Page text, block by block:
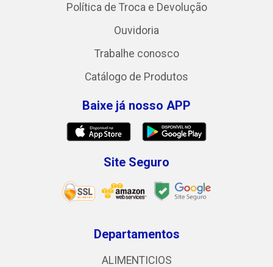
Política de Troca e Devolução
Ouvidoria
Trabalhe conosco
Catálogo de Produtos
Baixe já nosso APP
Site Seguro
Departamentos
ALIMENTICIOS